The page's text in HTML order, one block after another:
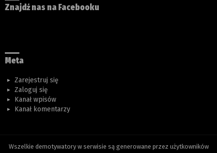
Znajdź nas na Facebooku
Meta
Zarejestruj się
Zaloguj się
Kanał wpisów
Kanał komentarzy
Wszelkie demotywatory w serwisie są generowane przez użytkowników